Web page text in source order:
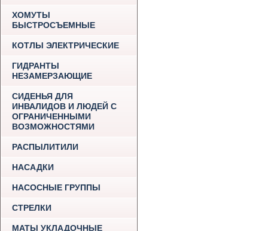
ХОМУТЫ
БЫСТРОСЪЕМНЫЕ
КОТЛЫ ЭЛЕКТРИЧЕСКИЕ
ГИДРАНТЫ
НЕЗАМЕРЗАЮЩИЕ
СИДЕНЬЯ ДЛЯ
ИНВАЛИДОВ И ЛЮДЕЙ С
ОГРАНИЧЕННЫМИ
ВОЗМОЖНОСТЯМИ
РАСПЫЛИТИЛИ
НАСАДКИ
НАСОСНЫЕ ГРУППЫ
СТРЕЛКИ
МАТЫ УКЛАДОЧНЫЕ